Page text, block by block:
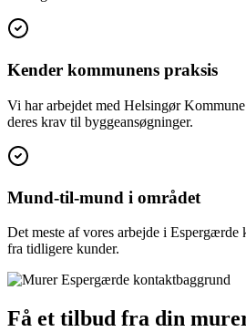
Kender kommunens praksis
Vi har arbejdet med Helsingør
deres krav til byggeansøgninger.
Mund-til-mund i området
Det meste af vores arbejde i Espergærde
fra tidligere kunder.
Få et tilbud fra din